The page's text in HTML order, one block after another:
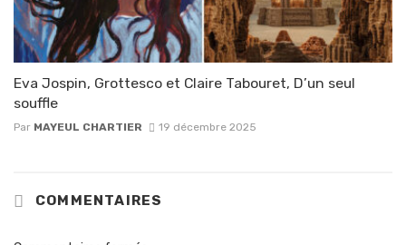
Eva Jospin, Grottesco et Claire Tabouret, D’un seul
souffle
Par MAYEUL CHARTIER 19 décembre 2025
COMMENTAIRES